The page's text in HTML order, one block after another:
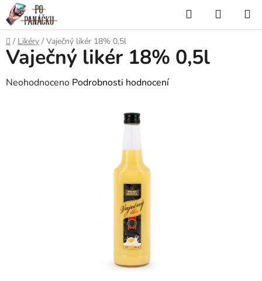
Přejít
na
obsah
Hledat
KOŠÍK
Domů
/ Likéry / Vaječný likér 18% 0,5l
Vaječný likér 18% 0,5l
Průměrné
Neohodnoceno Podrobnosti hodnocení